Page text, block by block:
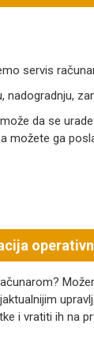
servis
nadogradnju,
da se
možete ga
i vratiti ih na